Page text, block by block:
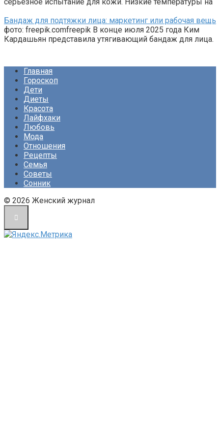
Бандаж для подтяжки лица: маркетинг или рабочая вещь
фото: freepik.comfreepik В конце июля 2025 года Ким
Кардашьян представила утягивающий бандаж для лица.
Главная
Гороскоп
Дети
Диеты
Красота
Лайфхаки
Любовь
Мода
Отношения
Рецепты
Семья
Советы
Сонник
© 2026 Женский журнал